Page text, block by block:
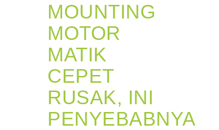
MOUNTING
MOTOR
MATIK
CEPET
RUSAK, INI
PENYEBABNYA